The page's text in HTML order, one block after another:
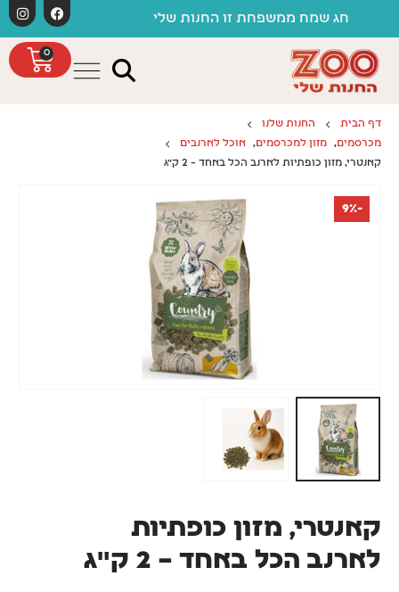
ממשפחת זו החנות שלי משלוחים חינם
0
דף הבית
החנות שלנו
מכרסמים, מזון למכרסמים,
אוכל לארנבים
קאנטרי, מזון כופתיות לארנב הכל באחד – 2 ק"ג
-9%
קאנטרי, מזון כופתיות
לארנב הכל באחד – 2 ק"ג